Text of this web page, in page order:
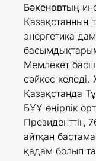
Бәкеновтың
Қазақстанның
энергетика
Мемлекет
сәйкес
Қазақстанда
БҰҰ өңірлік
Президенттің
айтқан
қадам болып